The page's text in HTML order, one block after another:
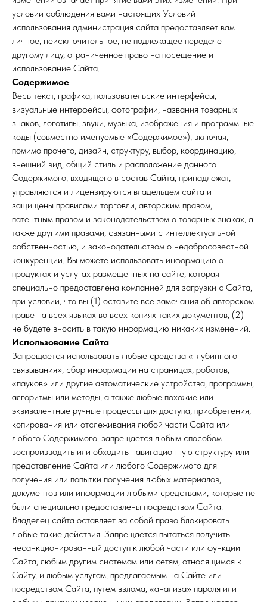
условии соблюдения вами настоящих Условий
использования администрация сайта предоставляет вам
личное, неисключительное, не подлежащее передаче
другому лицу, ограниченное право на посещение и
использование Сайта.
Содержимое
Весь текст, графика, пользовательские интерфейсы,
визуальные интерфейсы, фотографии, названия товарных
знаков, логотипы, звуки, музыка, изображения и программные
коды (совместно именуемые «Содержимое»), включая,
помимо прочего, дизайн, структуру, выбор, координацию,
внешний вид, общий стиль и расположение данного
Содержимого, входящего в состав Сайта, принадлежат,
управляются и лицензируются владельцем сайта и
защищены правилами торговли, авторским правом,
патентным правом и законодательством о товарных знаках, а
также другими правами, связанными с интеллектуальной
собственностью, и законодательством о недобросовестной
конкуренции. Вы можете использовать информацию о
продуктах и услугах размещенных на сайте, которая
специально предоставлена компанией для загрузки с Сайта,
при условии, что вы (1) оставите все замечания об авторском
праве на всех языках во всех копиях таких документов, (2)
не будете вносить в такую информацию никаких изменений.
Использование Сайта
Запрещается использовать любые средства «глубинного
связывания», сбор информации на страницах, роботов,
«пауков» или другие автоматические устройства, программы,
алгоритмы или методы, а также любые похожие или
эквивалентные ручные процессы для доступа, приобретения,
копирования или отслеживания любой части Сайта или
любого Содержимого; запрещается любым способом
воспроизводить или обходить навигационную структуру или
представление Сайта или любого Содержимого для
получения или попытки получения любых материалов,
документов или информации любыми средствами, которые не
были специально предоставлены посредством Сайта.
Владелец сайта оставляет за собой право блокировать
любые такие действия. Запрещается пытаться получить
несанкционированный доступ к любой части или функции
Сайта, любым другим системам или сетям, относящимся к
Сайту, и любым услугам, предлагаемым на Сайте или
посредством Сайта, путем взлома, «анализа» пароля или